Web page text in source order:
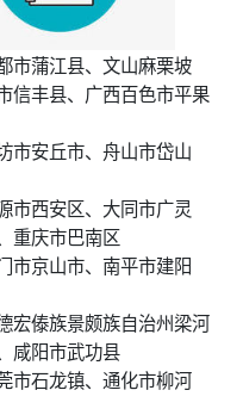
市蒲江县、文山麻栗坡
信丰县、广西百色市平果
市安丘市、舟山市岱山
市西安区、大同市广灵
重庆市巴南区
市京山市、南平市建阳
宏傣族景颇族自治州梁河
咸阳市武功县
市石龙镇、通化市柳河